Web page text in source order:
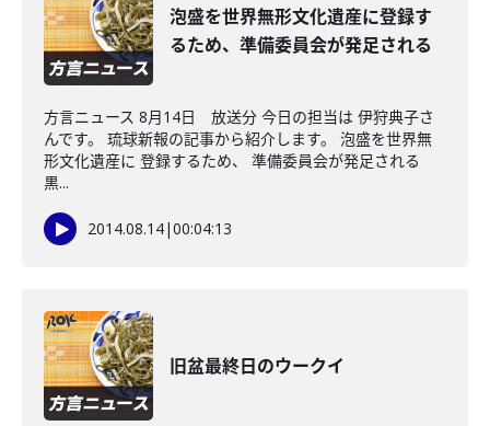
泡盛を世界無形文化遺産に登録す
るため、準備委員会が発足される
方言ニュース 8月14日 放送分 今日の担当は 伊狩典子さ
んです。 琉球新報の記事から紹介します。 泡盛を世界無
形文化遺産に 登録するため、 準備委員会が発足される
黒...
2014.08.14|00:04:13
旧盆最終日のウークイ